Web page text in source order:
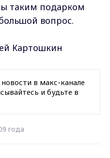
таким подарком
вопрос.
Картошкин
в макс-канале
и будьте в
года